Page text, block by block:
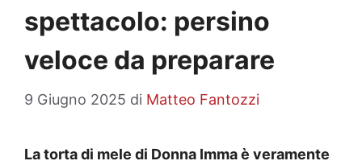
spettacolo: persino
veloce da preparare
9 Giugno 2025 di Matteo Fantozzi
La torta di mele di Donna Imma è veramente